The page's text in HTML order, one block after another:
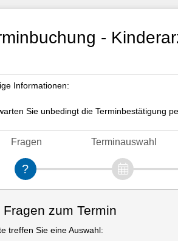
-
Informationen:
Sie unbedingt die Terminbestätigung
Fragen Terminauswahl
Fragen zum Termin
treffen Sie eine Auswahl: